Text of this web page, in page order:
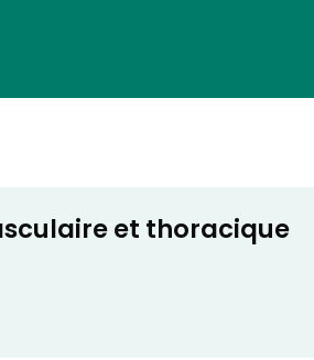
et thoracique